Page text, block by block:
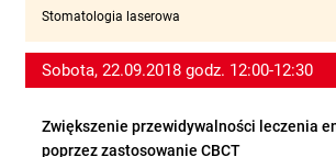
Stomatologia laserowa
Sobota, 22.09.2018 godz. 12:00-12:30
Zwiększenie przewidywalności leczenia
poprzez zastosowanie CBCT